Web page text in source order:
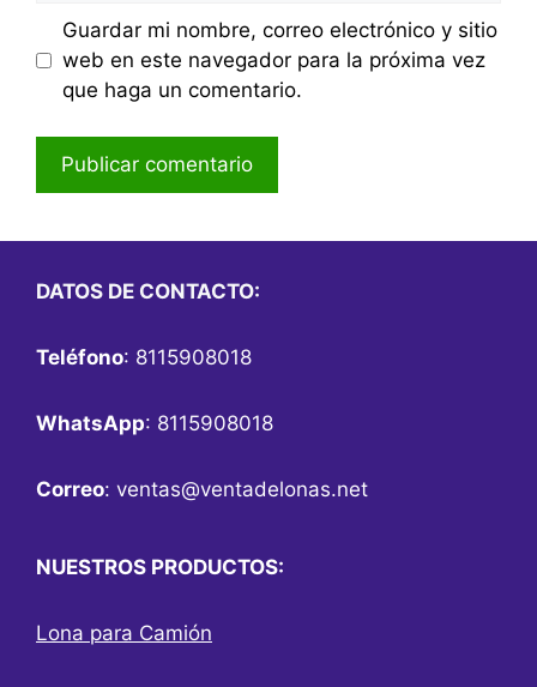
Guardar mi nombre, correo electrónico y sitio
web en este navegador para la próxima vez
que haga un comentario.
DATOS DE CONTACTO:
Teléfono: 8115908018
WhatsApp: 8115908018
Correo: ventas@ventadelonas.net
NUESTROS PRODUCTOS:
Lona para Camión